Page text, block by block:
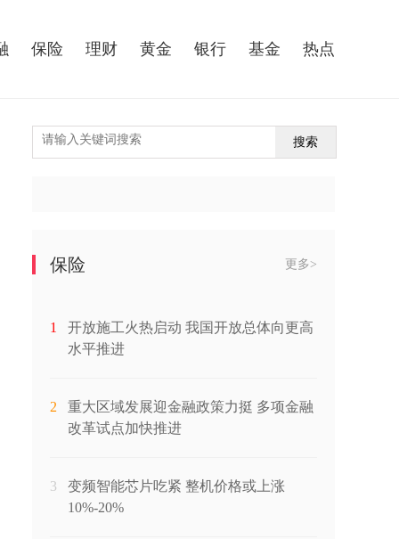
保险 理财 黄金 银行 基金 热点
搜索
保险 更多>
1
开放施工火热启动 我国开放总体向更高
水平推进
2
重大区域发展迎金融政策力挺 多项金融
改革试点加快推进
3
变频智能芯片吃紧 整机价格或上涨
10%-20%